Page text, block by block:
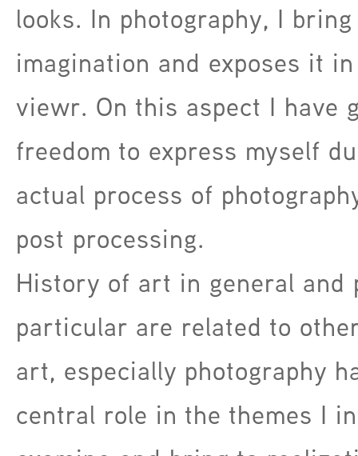
looks. In photography, I
imagination and exposes it
viewr. On this aspect I have
freedom to express myself
actual process of
post processing.
History of art in general and
particular are related to
art, especially photography
central role in the themes I